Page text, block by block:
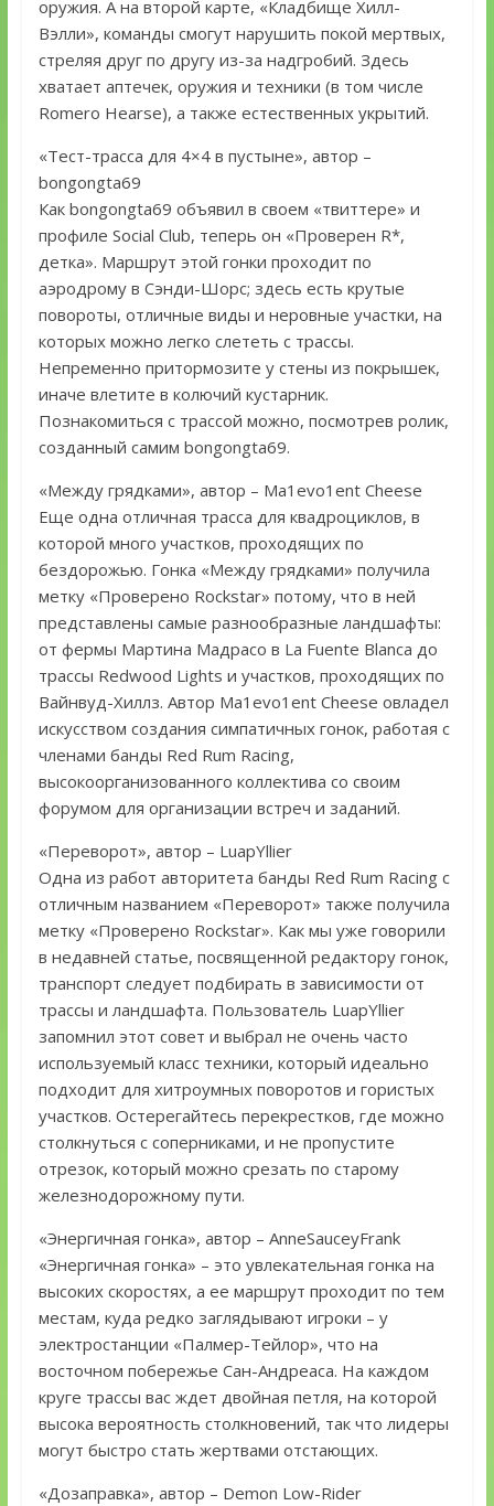
оружия. А на второй карте, «Кладбище Хилл-
Вэлли», команды смогут нарушить покой мертвых,
стреляя друг по другу из-за надгробий. Здесь
хватает аптечек, оружия и техники (в том числе
Romero Hearse), а также естественных укрытий.
«Тест-трасса для 4×4 в пустыне», автор –
bongongta69
Как bongongta69 объявил в своем «твиттере» и
профиле Social Club, теперь он «Проверен R*,
детка». Маршрут этой гонки проходит по
аэродрому в Сэнди-Шорс; здесь есть крутые
повороты, отличные виды и неровные участки, на
которых можно легко слететь с трассы.
Непременно притормозите у стены из покрышек,
иначе влетите в колючий кустарник.
Познакомиться с трассой можно, посмотрев ролик,
созданный самим bongongta69.
«Между грядками», автор – Ma1evo1ent Cheese
Еще одна отличная трасса для квадроциклов, в
которой много участков, проходящих по
бездорожью. Гонка «Между грядками» получила
метку «Проверено Rockstar» потому, что в ней
представлены самые разнообразные ландшафты:
от фермы Мартина Мадрасо в La Fuente Blanca до
трассы Redwood Lights и участков, проходящих по
Вайнвуд-Хиллз. Автор Ma1evo1ent Cheese овладел
искусством создания симпатичных гонок, работая с
членами банды Red Rum Racing,
высокоорганизованного коллектива со своим
форумом для организации встреч и заданий.
«Переворот», автор – LuapYllier
Одна из работ авторитета банды Red Rum Racing с
отличным названием «Переворот» также получила
метку «Проверено Rockstar». Как мы уже говорили
в недавней статье, посвященной редактору гонок,
транспорт следует подбирать в зависимости от
трассы и ландшафта. Пользователь LuapYllier
запомнил этот совет и выбрал не очень часто
используемый класс техники, который идеально
подходит для хитроумных поворотов и гористых
участков. Остерегайтесь перекрестков, где можно
столкнуться с соперниками, и не пропустите
отрезок, который можно срезать по старому
железнодорожному пути.
«Энергичная гонка», автор – AnneSauceyFrank
«Энергичная гонка» – это увлекательная гонка на
высоких скоростях, а ее маршрут проходит по тем
местам, куда редко заглядывают игроки – у
электростанции «Палмер-Тейлор», что на
восточном побережье Сан-Андреаса. На каждом
круге трассы вас ждет двойная петля, на которой
высока вероятность столкновений, так что лидеры
могут быстро стать жертвами отстающих.
«Дозаправка», автор – Demon Low-Rider